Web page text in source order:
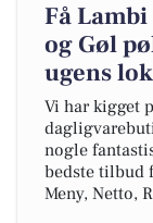
Få
og Gøl
ugens
Vi har kigget
nogle
bedste tilbud
Meny, Netto,